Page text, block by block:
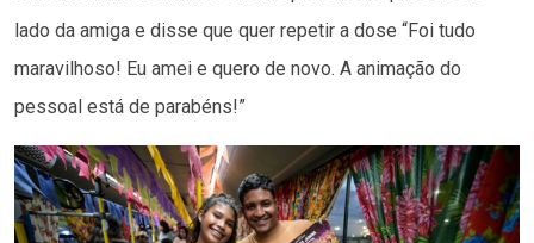
lado da amiga e disse que quer repetir a dose “Foi tudo
maravilhoso! Eu amei e quero de novo. A animação do
pessoal está de parabéns!”